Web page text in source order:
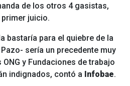
de los otros 4 gasistas,
juicio.
bastaría para el quiebre de la
sería un precedente muy
y Fundaciones de trabajo
indignados, contó a Infobae.